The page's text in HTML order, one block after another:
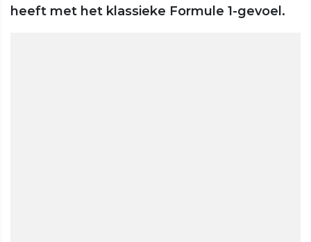
heeft met het klassieke Formule 1-gevoel.